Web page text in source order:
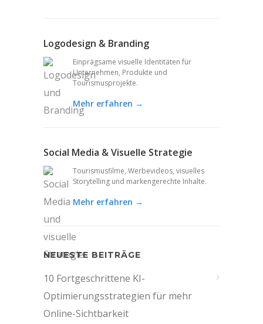
Logodesign & Branding
Einprägsame visuelle Identitäten für
Unternehmen, Produkte und
Tourismusprojekte.
Mehr erfahren →
Social Media & Visuelle Strategie
Tourismusfilme, Werbevideos, visuelles
Storytelling und markengerechte Inhalte.
Mehr erfahren →
NEUESTE BEITRÄGE
10 Fortgeschrittene KI-
Optimierungsstrategien für mehr
Online-Sichtbarkeit